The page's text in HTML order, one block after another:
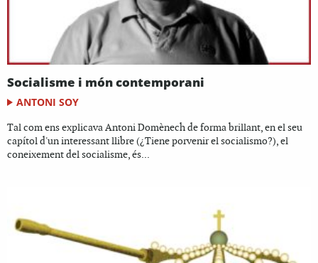
Socialisme i món contemporani
ANTONI SOY
Tal com ens explicava Antoni Domènech de forma brillant, en el seu
capítol d'un interessant llibre (¿Tiene porvenir el socialismo?), el
coneixement del socialisme, és...